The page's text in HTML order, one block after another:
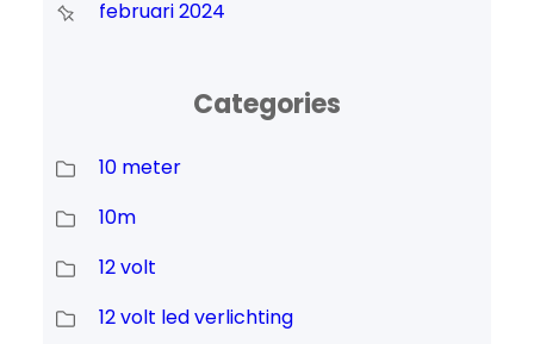
februari 2024
Categories
10 meter
10m
12 volt
12 volt led verlichting